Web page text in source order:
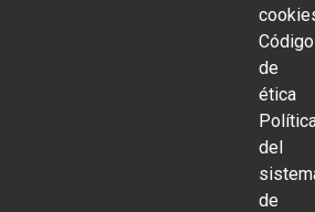
Código
de
ética
del
de